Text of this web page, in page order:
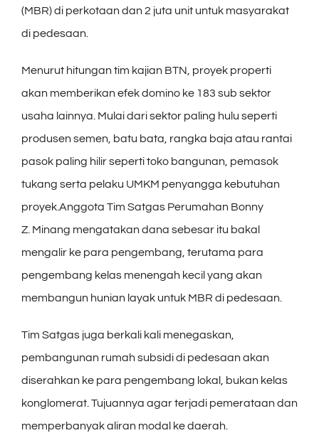
(MBR) di perkotaan dan 2 juta unit untuk masyarakat
di pedesaan.
Menurut hitungan tim kajian BTN, proyek properti
akan memberikan efek domino ke 183 sub sektor
usaha lainnya. Mulai dari sektor paling hulu seperti
produsen semen, batu bata, rangka baja atau rantai
pasok paling hilir seperti toko bangunan, pemasok
tukang serta pelaku UMKM penyangga kebutuhan
proyek.Anggota Tim Satgas Perumahan Bonny
Z. Minang mengatakan dana sebesar itu bakal
mengalir ke para pengembang, terutama para
pengembang kelas menengah kecil yang akan
membangun hunian layak untuk MBR di pedesaan.
Tim Satgas juga berkali kali menegaskan,
pembangunan rumah subsidi di pedesaan akan
diserahkan ke para pengembang lokal, bukan kelas
konglomerat. Tujuannya agar terjadi pemerataan dan
memperbanyak aliran modal ke daerah.